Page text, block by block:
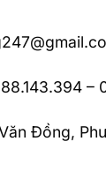
–
Đồng,